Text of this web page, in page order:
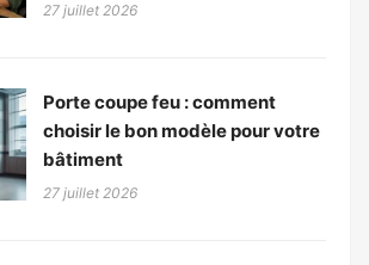
27 juillet 2026
Porte coupe feu : comment
choisir le bon modèle pour votre
bâtiment
27 juillet 2026